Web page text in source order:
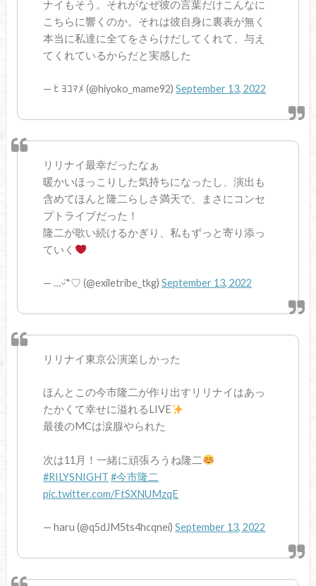
ナイもそう。それがなぜ彼の言葉だけこんなに
こちらに響くのか。それは彼自身に裏表が無く
本当に私達に全てをさらけだしてくれて、与え
てくれているからだと実感した
— ﾋ ﾖｺﾏﾒ (@hiyoko_mame92)September 13, 2022
リリナイ最幸だったなぁ
暖かいほっこりした気持ちになったし、演出も
含めてほんと隆二らしさ満天で、まさにコンセ
プトライブだった！
隆二が歌い続けるかぎり、私もずっと寄り添っ
ていく
— …ᵕ̈*♡ (@exiletribe_tkg)September 13, 2022
リリナイ東京公演楽しかった
ほんとこの今市隆二が作り出すリリナイはあっ
たかくて幸せに溢れるLIVE
最後のMCは涙腺やられた
次は11月！一緒に頑張ろうね隆二
#RILYSNIGHT #今市隆二
pic.twitter.com/FtSXNUMzqE
— haru (@q5dJM5ts4hcqnei)September 13, 2022